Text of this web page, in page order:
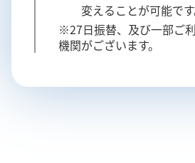
変えることが可能で
※27日振替、及び一部ご
機関がございます。